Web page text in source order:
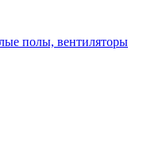
полы, вентиляторы